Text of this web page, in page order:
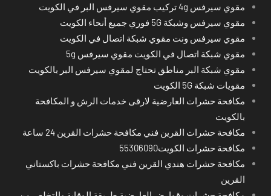
مقوي سيرفس 4g تركيب مقوي سيرفس البر في الكويت
مقوي سيرفس وشبكة 5G فوري جميع أنحاء الكويت
مقوي سيرفس ونت مقوي شبكة اتصال في الكويت
مقوي شبكة اتصال في الكويت مقوي سيرفس 5g
مقوي شبكة البر مناطق تحتاج لمقوي سيرفس البر بالكويت
مقويات شبكة 5G الكويت
مكافحة حشرات العارضية لارقى خدمات الرش و المكافحة
بالكويت
مكافحة حشرات القرين فني مكافحة حشرات القرين 24 ساعة
مكافحة حشرات الكويت55306090
مكافحة حشرات هندي القرين فني مكافحة حشرات باكستاني
القرين